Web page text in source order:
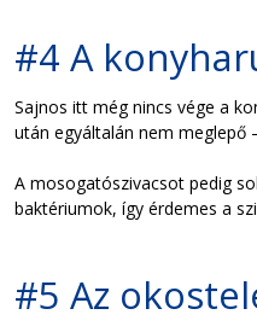
#4 A
Sajnos itt még nincs vége a
után egyáltalán nem meglepő
A mosogatószivacsot pedig
baktériumok, így érdemes a
#5 Az